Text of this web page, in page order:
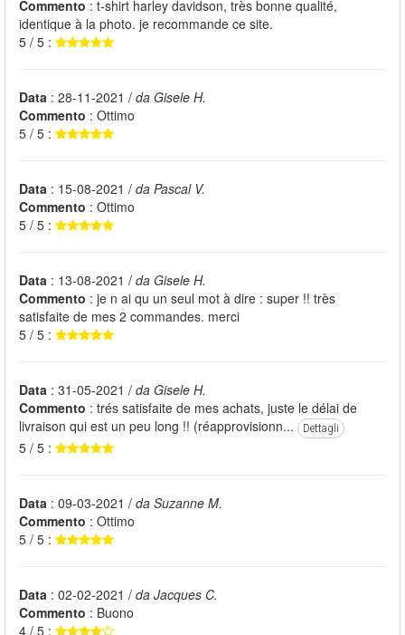
Commento : t-shirt harley davidson, très bonne qualité,
identique à la photo. je recommande ce site.
5 / 5 :
Data : 28-11-2021 / da Gisele H.
Commento : Ottimo
5 / 5 :
Data : 15-08-2021 / da Pascal V.
Commento : Ottimo
5 / 5 :
Data : 13-08-2021 / da Gisele H.
Commento : je n ai qu un seul mot à dire : super !! très
satisfaite de mes 2 commandes. merci
5 / 5 :
Data : 31-05-2021 / da Gisele H.
Commento : trés satisfaite de mes achats, juste le délai de
livraison qui est un peu long !! (réapprovisionn...
Dettagli
5 / 5 :
Data : 09-03-2021 / da Suzanne M.
Commento : Ottimo
5 / 5 :
Data : 02-02-2021 / da Jacques C.
Commento : Buono
4 / 5 :